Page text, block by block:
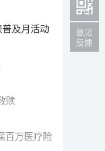
及月活动
赎
百万医疗险